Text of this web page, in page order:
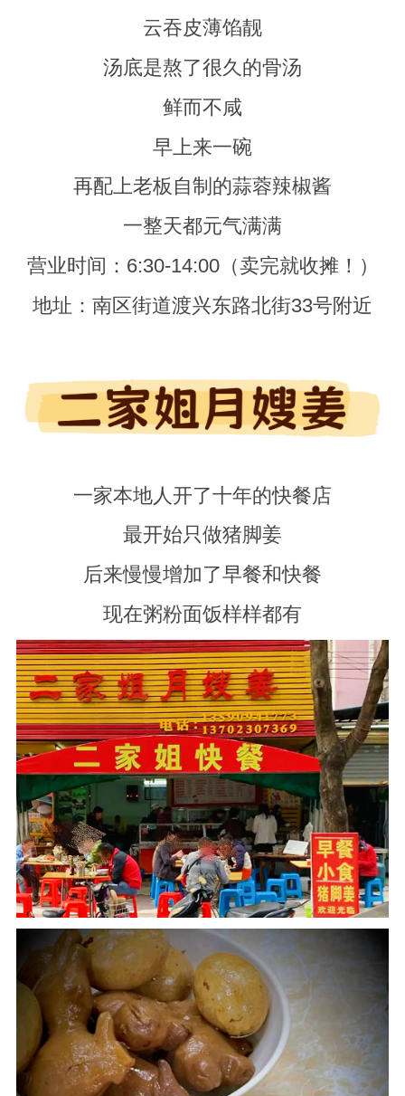
云吞皮薄馅靓
汤底是熬了很久的骨汤
鲜而不咸
早上来一碗
再配上老板自制的蒜蓉辣椒酱
一整天都元气满满
营业时间：6:30-14:00（卖完就收摊！）
地址：南区街道渡兴东路北街33号附近
一家本地人开了十年的快餐店
最开始只做猪脚姜
后来慢慢增加了早餐和快餐
现在粥粉面饭样样都有